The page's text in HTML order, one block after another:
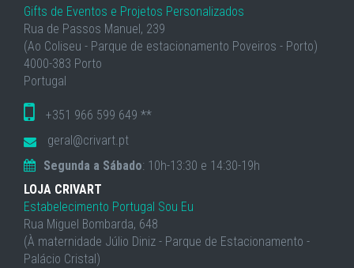
Gifts de Eventos e Projetos Personalizados
Rua de Passos Manuel, 239
(Ao Coliseu - Parque de estacionamento Poveiros - Porto)
4000-383 Porto
Portugal
+351 966 599 649 **
geral@crivart.pt
Segunda a Sábado: 10h-13:30 e 14:30-19h
LOJA CRIVART
Estabelecimento Portugal Sou Eu
Rua Miguel Bombarda, 648
(À maternidade Júlio Diniz - Parque de Estacionamento -
Palácio Cristal)